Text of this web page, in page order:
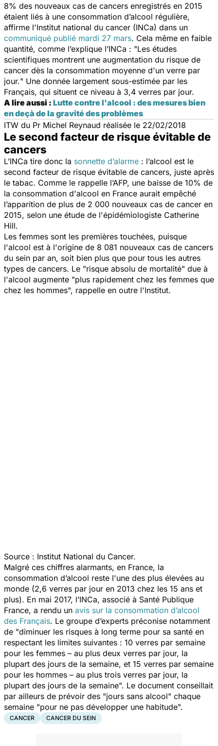
8% des nouveaux cas de cancers enregistrés en 2015
étaient liés à une consommation d’alcool régulière,
affirme l'Institut national du cancer (INCa) dans un
communiqué publié mardi 27 mars. Cela même en faible
quantité, comme l’explique l’INCa : "Les études
scientifiques montrent une augmentation du risque de
cancer dès la consommation moyenne d'un verre par
jour." Une donnée largement sous-estimée par les
Français, qui situent ce niveau à 3,4 verres par jour.
A lire aussi : Lutte contre l'alcool : des mesures bien
en deçà de la gravité des problèmes
ITW du Pr Michel Reynaud réalisée le 22/02/2018
Le second facteur de risque évitable de
cancers
L’INCa tire donc la sonnette d’alarme : l’alcool est le
second facteur de risque évitable de cancers, juste après
le tabac. Comme le rappelle l’AFP, une baisse de 10% de
la consommation d'alcool en France aurait empêché
l’apparition de plus de 2 000 nouveaux cas de cancer en
2015, selon une étude de l'épidémiologiste Catherine
Hill.
Les femmes sont les premières touchées, puisque
l'alcool est à l'origine de 8 081 nouveaux cas de cancers
du sein par an, soit bien plus que pour tous les autres
types de cancers. Le "risque absolu de mortalité" due à
l'alcool augmente "plus rapidement chez les femmes que
chez les hommes", rappelle en outre l'Institut.
Source : Institut National du Cancer.
Malgré ces chiffres alarmants, en France, la
consommation d’alcool reste l'une des plus élevées au
monde (2,6 verres par jour en 2013 chez les 15 ans et
plus). En mai 2017, l’INCa, associé à Santé Publique
France, a rendu un avis sur la consommation d’alcool
des Français. Le groupe d’experts préconise notamment
de "diminuer les risques à long terme pour sa santé en
respectant les limites suivantes : 10 verres par semaine
pour les femmes – au plus deux verres par jour, la
plupart des jours de la semaine, et 15 verres par semaine
pour les hommes – au plus trois verres par jour, la
plupart des jours de la semaine". Le document conseillait
par ailleurs de prévoir des "jours sans alcool" chaque
semaine "pour ne pas développer une habitude".
CANCER CANCER DU SEIN